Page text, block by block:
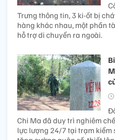
Trưng thông tin, 3 ki-ốt bị
hàng khác nhau, một phần
hỗ trợ di chuyển ra ngoài.
Chi Ma đã duy trì nghiêm
lực lượng 24/7 tại trạm kiểm